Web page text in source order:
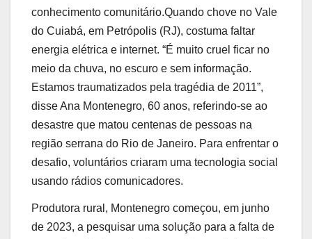
conhecimento comunitário.Quando chove no Vale
do Cuiabá, em Petrópolis (RJ), costuma faltar
energia elétrica e internet. “É muito cruel ficar no
meio da chuva, no escuro e sem informação.
Estamos traumatizados pela tragédia de 2011”,
disse Ana Montenegro, 60 anos, referindo-se ao
desastre que matou centenas de pessoas na
região serrana do Rio de Janeiro. Para enfrentar o
desafio, voluntários criaram uma tecnologia social
usando rádios comunicadores.
Produtora rural, Montenegro começou, em junho
de 2023, a pesquisar uma solução para a falta de